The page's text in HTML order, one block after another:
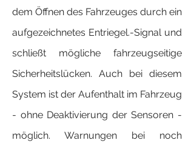
dem Öffnen des Fahrzeuges durch ein
aufgezeichnetes Entriegel.-Signal und
schließt mögliche fahrzeugseitige
Sicherheitslücken. Auch bei diesem
System ist der Aufenthalt im Fahrzeug
- ohne Deaktivierung der Sensoren -
möglich. Warnungen bei noch